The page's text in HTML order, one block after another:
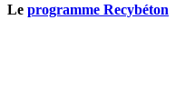
Le programme Recybéton